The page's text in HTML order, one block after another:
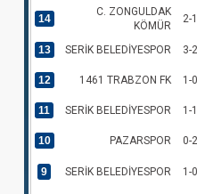
14
C. ZONGULDAK
KÖMÜR
2-1
13 SERİK BELEDİYESPOR 3-2
12 1461 TRABZON FK 1-0
11 SERİK BELEDİYESPOR 1-1
10 PAZARSPOR 0-2
9 SERİK BELEDİYESPOR 1-0